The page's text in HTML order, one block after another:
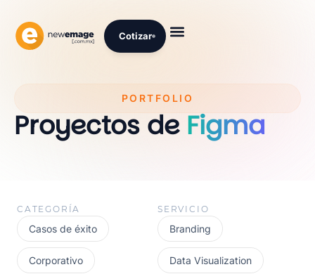
Cotizar
PORTFOLIO
Proyectos deFigma
CATEGORÍA
Casos de éxito
Corporativo
SERVICIO
Branding
Data Visualization